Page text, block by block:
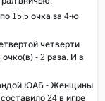
15,5 очка за 4-ю
четверти
очко(в) - 2 раза. И в
ЮАБ - Женщины
24 в игре